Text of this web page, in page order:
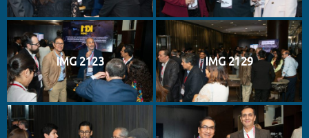
IMG 2123 IMG 2129